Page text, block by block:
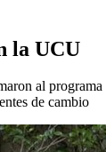
la UCU
al
de cambio